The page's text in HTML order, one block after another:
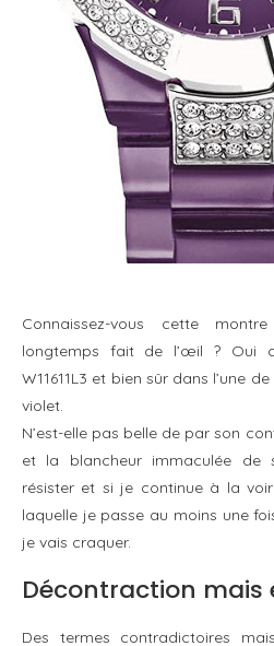
Connaissez-vous cette
longtemps fait de l’œil ? Oui
W11611L3 et bien sûr dans l’une
violet.
N’est-elle pas belle de par son
et la blancheur immaculée de
résister et si je continue à la
laquelle je passe au moins une
je vais craquer.
Décontraction mais
Des termes contradictoires